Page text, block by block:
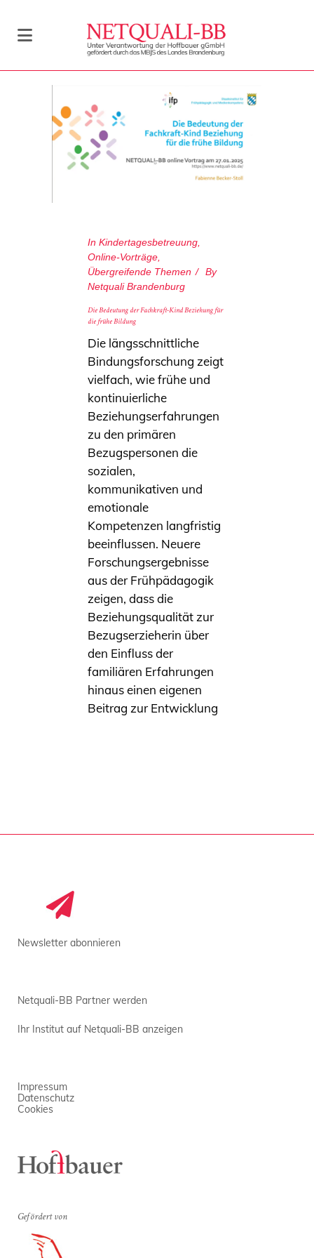
In Kindertagesbetreuung,
Online-Vorträge,
Übergreifende Themen
By
Netquali Brandenburg
Die Bedeutung der Fachkraft-Kind Beziehung für
die frühe Bildung
Die längsschnittliche
Bindungsforschung zeigt
vielfach, wie frühe und
kontinuierliche
Beziehungserfahrungen
zu den primären
Bezugspersonen die
sozialen,
kommunikativen und
emotionale
Kompetenzen langfristig
beeinflussen. Neuere
Forschungsergebnisse
aus der Frühpädagogik
zeigen, dass die
Beziehungsqualität zur
Bezugserzieherin über
den Einfluss der
familiären Erfahrungen
hinaus einen eigenen
Beitrag zur Entwicklung
Newsletter abonnieren
Netquali-BB Partner werden
Ihr Institut auf Netquali-BB anzeigen
Impressum
Datenschutz
Cookies
Gefördert von